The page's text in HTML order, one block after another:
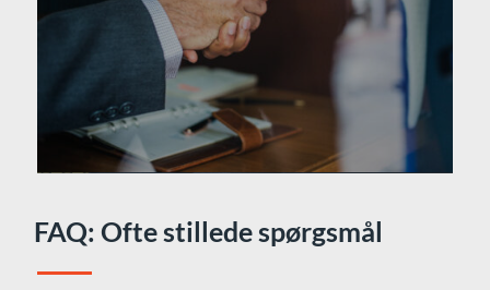
FAQ: Ofte stillede spørgsmål